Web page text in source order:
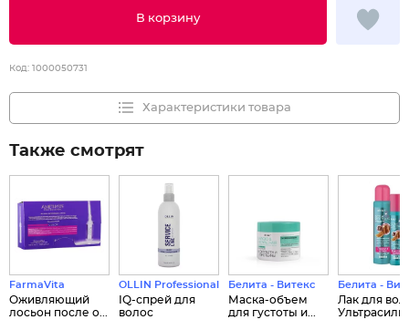
В корзину
Код: 1000050731
Характеристики товара
Также смотрят
FarmaVita
Оживляющий
лосьон после о...
OLLIN Professional
IQ-спрей для
волос
Белита - Витекс
Маска-объем
для густоты и...
Белита -
Лак для